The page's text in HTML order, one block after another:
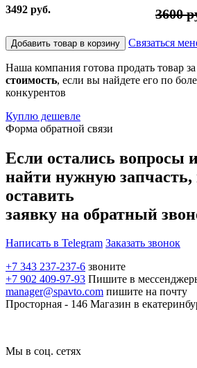
3492 руб. 3600
Добавить товар в корзину Связаться
Наша компания готова продать товар за
стоимость, если вы найдете его по
конкурентов
Куплю дешевле
Форма обратной связи
Если остались вопросы
найти нужную
оставить
заявку на обратный
Написать в Telegram Заказать звонок
+7 343 237-237-6 звоните
+7 902 409-97-93 Пишите в
manager@spavto.com пишите на почту
Просторная - 146 Магазин в
Мы в соц. сетях